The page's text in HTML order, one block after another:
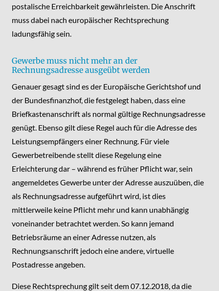
postalische Erreichbarkeit gewährleisten. Die Anschrift
muss dabei nach europäischer Rechtsprechung
ladungsfähig sein.
Gewerbe muss nicht mehr an der
Rechnungsadresse ausgeübt werden
Genauer gesagt sind es der Europäische Gerichtshof und
der Bundesfinanzhof, die festgelegt haben, dass eine
Briefkastenanschrift als normal gültige Rechnungsadresse
genügt. Ebenso gilt diese Regel auch für die Adresse des
Leistungsempfängers einer Rechnung. Für viele
Gewerbetreibende stellt diese Regelung eine
Erleichterung dar – während es früher Pflicht war, sein
angemeldetes Gewerbe unter der Adresse auszuüben, die
als Rechnungsadresse aufgeführt wird, ist dies
mittlerweile keine Pflicht mehr und kann unabhängig
voneinander betrachtet werden. So kann jemand
Betriebsräume an einer Adresse nutzen, als
Rechnungsanschrift jedoch eine andere, virtuelle
Postadresse angeben.
Diese Rechtsprechung gilt seit dem 07.12.2018, da die